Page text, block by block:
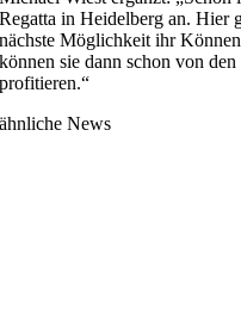
Regatta in Heidelberg an. Hier
nächste Möglichkeit ihr
können sie dann schon von
profitieren.“
ähnliche News